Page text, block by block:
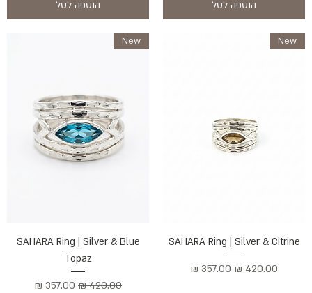
הוספה לסל הוספה לסל
New
SAHARA Ring | Silver & Citrine
מחיר רגיל
מחיר מבצע
New
SAHARA Ring | Silver & Blue
Topaz
מחיר רגיל
מחיר מבצע